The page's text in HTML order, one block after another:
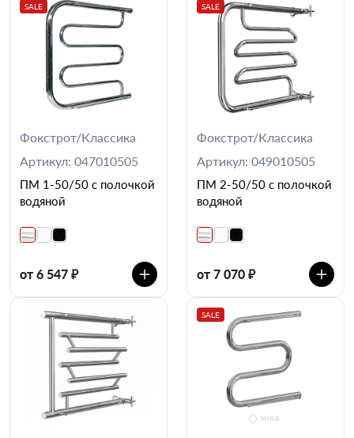
SALE
Фокстрот/Классика
Артикул: 047010505
ПМ 1-50/50 с полочкой
водяной
от 6 547 ₽
SALE
Фокстрот/Классика
Артикул: 049010505
ПМ 2-50/50 с полочкой
водяной
от 7 070 ₽
SALE